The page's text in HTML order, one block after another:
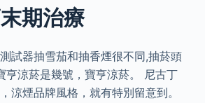
期治療
試器抽雪茄和抽香煙很不同,抽菸頭
亨涼菸是幾號，寶亨涼菸。 尼古丁
涼煙品牌風格，就有特別留意到。